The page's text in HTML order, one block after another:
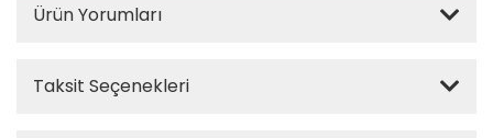
Ürün Yorumları
Taksit Seçenekleri